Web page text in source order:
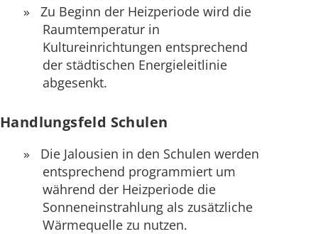
Zu Beginn der Heizperiode wird die
Raumtemperatur in
Kultureinrichtungen entsprechend
der städtischen Energieleitlinie
abgesenkt.
Handlungsfeld Schulen
Die Jalousien in den Schulen werden
entsprechend programmiert um
während der Heizperiode die
Sonneneinstrahlung als zusätzliche
Wärmequelle zu nutzen.